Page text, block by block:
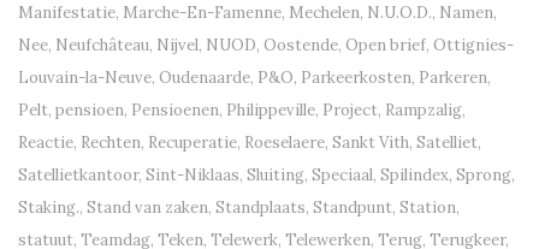
Manifestatie, Marche-En-Famenne, Mechelen, N.U.O.D., Namen,
Nee, Neufchâteau, Nijvel, NUOD, Oostende, Open brief, Ottignies-
Louvain-la-Neuve, Oudenaarde, P&O, Parkeerkosten, Parkeren,
Pelt, pensioen, Pensioenen, Philippeville, Project, Rampzalig,
Reactie, Rechten, Recuperatie, Roeselaere, Sankt Vith, Satelliet,
Satellietkantoor, Sint-Niklaas, Sluiting, Speciaal, Spilindex, Sprong,
Staking., Stand van zaken, Standplaats, Standpunt, Station,
statuut, Teamdag, Teken, Telewerk, Telewerken, Terug, Terugkeer,